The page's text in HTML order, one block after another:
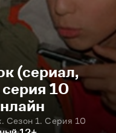
(сериал,
10
Сезон 1. Серия 10